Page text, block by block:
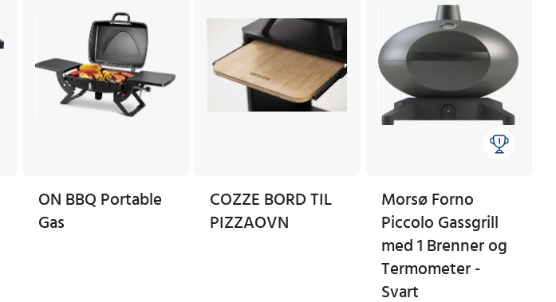
ON BBQ Portable
Gas
COZZE BORD TIL
PIZZAOVN
Morsø Forno
Piccolo Gassgrill
med 1 Brenner og
Termometer -
Svart